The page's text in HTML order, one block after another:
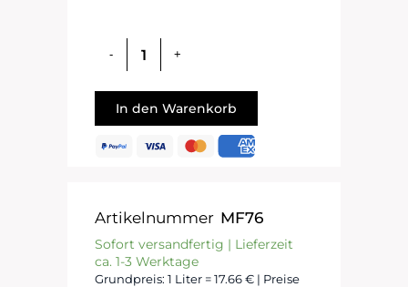
In den Warenkorb
Artikelnummer MF76
Sofort versandfertig | Lieferzeit
ca. 1-3 Werktage
Grundpreis: 1 Liter = 17.66 € | Preise